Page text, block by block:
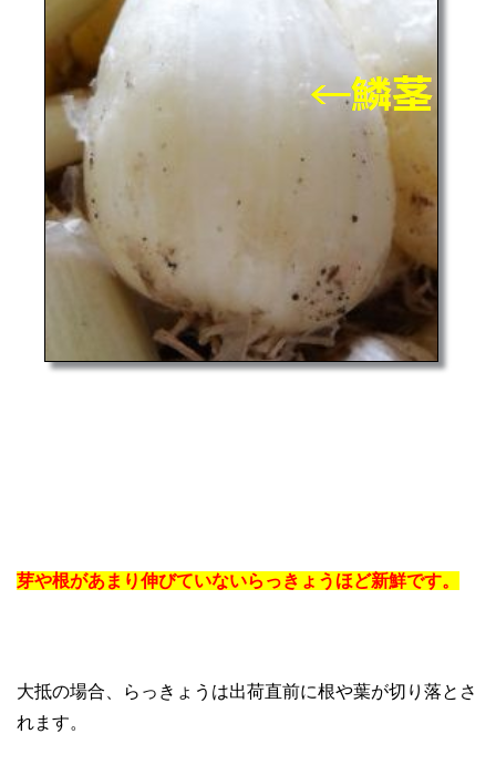
芽や根があまり伸びていないらっきょうほど新鮮です。
大抵の場合、らっきょうは出荷直前に根や葉が切り落とさ
れます。